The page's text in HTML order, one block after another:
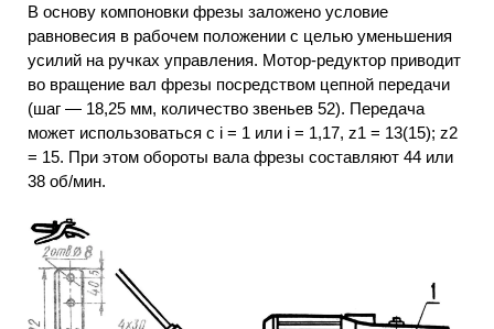
В основу компоновки фрезы заложено условие
равновесия в рабочем положении с целью уменьшения
усилий на ручках управления. Мотор-редуктор приводит
во вращение вал фрезы посредством цепной передачи
(шаг — 18,25 мм, количество звеньев 52). Передача
может использоваться с i = 1 или i = 1,17, z1 = 13(15); z2
= 15. При этом обороты вала фрезы составляют 44 или
38 об/мин.